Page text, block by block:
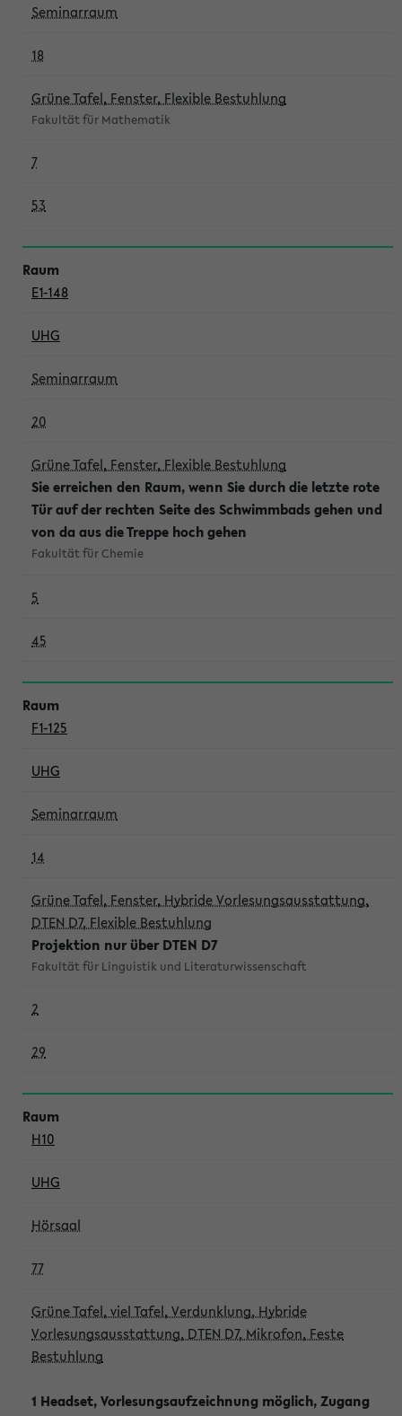
Seminarraum
18
Grüne Tafel, Fenster, Flexible Bestuhlung
Fakultät für Mathematik
7
53
E1-148
UHG
Seminarraum
20
Grüne Tafel, Fenster, Flexible Bestuhlung
Sie erreichen den Raum, wenn Sie durch die letzte rote
Tür auf der rechten Seite des Schwimmbads gehen und
von da aus die Treppe hoch gehen
Fakultät für Chemie
5
45
F1-125
UHG
Seminarraum
14
Grüne Tafel, Fenster, Hybride Vorlesungsausstattung,
DTEN D7, Flexible Bestuhlung
Projektion nur über DTEN D7
Fakultät für Linguistik und Literaturwissenschaft
2
29
H10
UHG
Hörsaal
77
Grüne Tafel, viel Tafel, Verdunklung, Hybride
Vorlesungsausstattung, DTEN D7, Mikrofon, Feste
Bestuhlung
1 Headset, Vorlesungsaufzeichnung möglich, Zugang